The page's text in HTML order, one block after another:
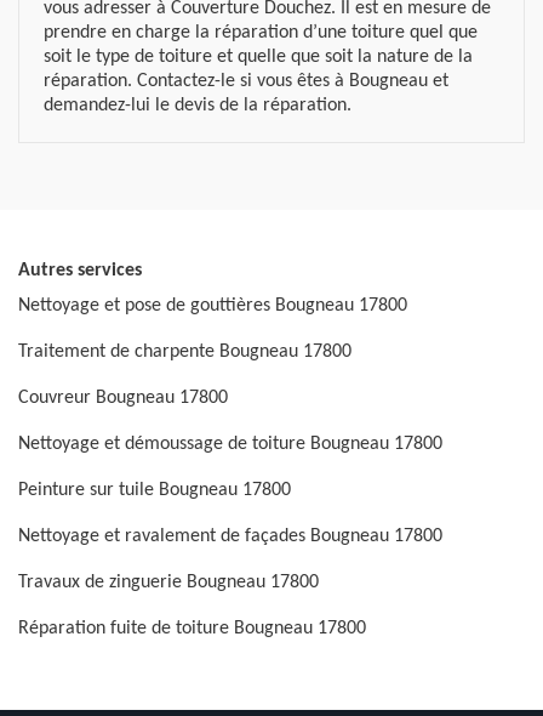
vous adresser à Couverture Douchez. Il est en mesure de
prendre en charge la réparation d’une toiture quel que
soit le type de toiture et quelle que soit la nature de la
réparation. Contactez-le si vous êtes à Bougneau et
demandez-lui le devis de la réparation.
Autres services
Nettoyage et pose de gouttières Bougneau 17800
Traitement de charpente Bougneau 17800
Couvreur Bougneau 17800
Nettoyage et démoussage de toiture Bougneau 17800
Peinture sur tuile Bougneau 17800
Nettoyage et ravalement de façades Bougneau 17800
Travaux de zinguerie Bougneau 17800
Réparation fuite de toiture Bougneau 17800